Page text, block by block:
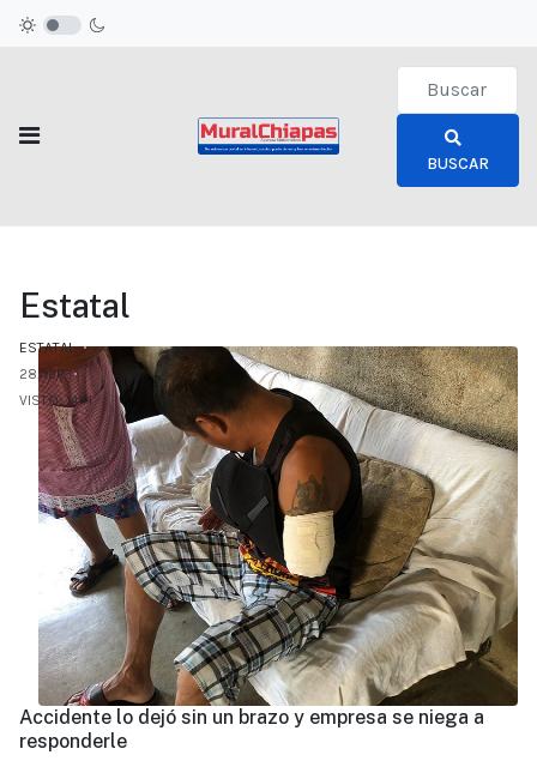
Type 2 or
BUSCAR
Estatal
ESTATAL
28.ABR
VISTO: 1441
Accidente lo dejó sin un brazo y empresa se niega a
responderle